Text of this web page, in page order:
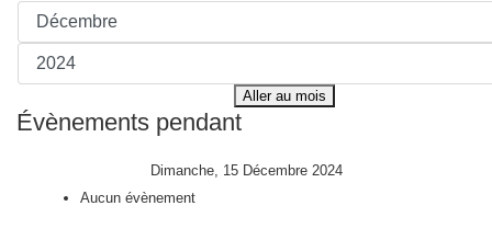
Aller au mois
Évènements pendant
Dimanche, 15 Décembre 2024
Aucun évènement